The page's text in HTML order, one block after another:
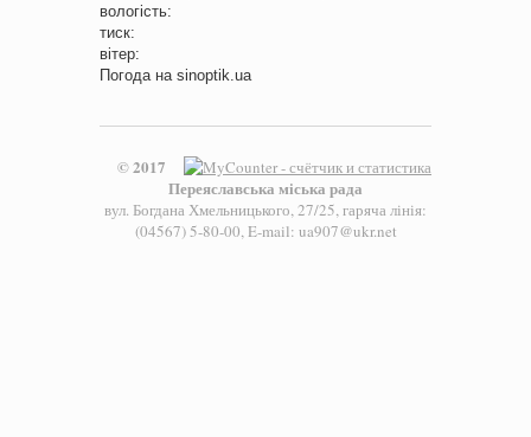
вологість:
тиск:
вітер:
Погода на sinoptik.ua
© 2017
Переяславська міська рада
вул. Богдана Хмельницького, 27/25, гаряча лінія:
(04567) 5-80-00, E-mail: ua907@ukr.net